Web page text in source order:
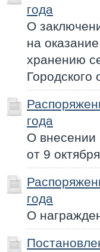
года
О
на
хранению
Городского
года
О внесении
от 9
года
О